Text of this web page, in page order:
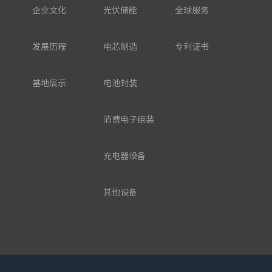
企业文化
发展历程
基地展示
光伏储能
电芯制造
电池封装
消费电子组装
充电器设备
其他设备
全球服务
专利证书